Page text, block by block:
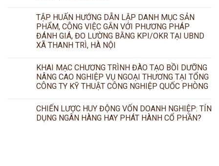
TẬP HUẤN HƯỚNG DẪN LẬP DANH MỤC SẢN
PHẨM, CÔNG VIỆC GẮN VỚI PHƯƠNG PHÁP
ĐÁNH GIÁ, ĐO LƯỜNG BẰNG KPI/OKR TẠI UBND
XÃ THANH TRÌ, HÀ NỘI
KHAI MẠC CHƯƠNG TRÌNH ĐÀO TẠO BỒI DƯỠNG
NÂNG CAO NGHIỆP VỤ NGOẠI THƯƠNG TẠI TỔNG
CÔNG TY KỸ THUẬT CÔNG NGHIỆP QUỐC PHÒNG
CHIẾN LƯỢC HUY ĐỘNG VỐN DOANH NGHIỆP: TÍN
DỤNG NGÂN HÀNG HAY PHÁT HÀNH CỔ PHẦN?